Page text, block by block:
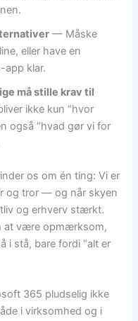
— Måske
eller have en
app klar.
må stille krav til
ikke kun “hvor
også “hvad gør vi for
os om én ting: Vi er
og tror — og når skyen
og erhverv stærkt.
at være opmærksom,
i stå, bare fordi “alt er
365 pludselig ikke
i virksomhed og i